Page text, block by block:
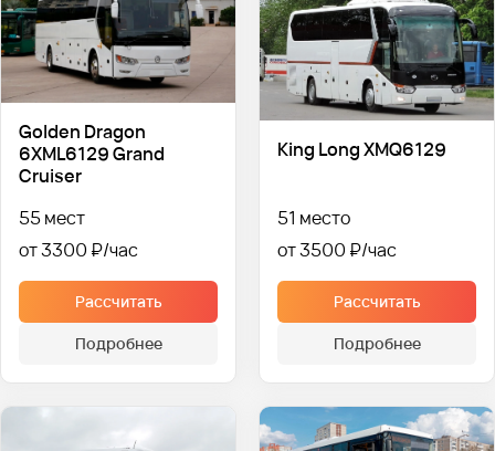
Golden Dragon
6XML6129 Grand
Cruiser
55 мест
от 3300 ₽
Рассчитать
Подробнее
King Long XMQ6129
51 место
от 3500 ₽
Рассчитать
Подробнее